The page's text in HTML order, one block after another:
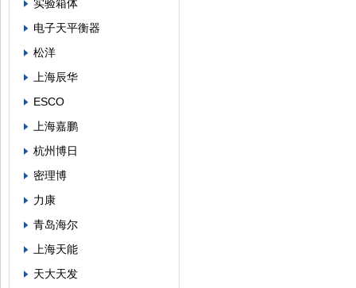
实验箱体
电子天平衡器
松洋
上海辰华
ESCO
上海嘉鹏
杭州博日
密理博
力康
青岛海尔
上海天能
天大天发